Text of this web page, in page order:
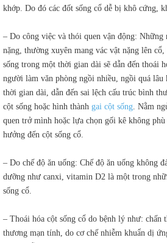
khớp. Do đó các đốt sống cổ dễ bị khô cứng,
– Do công việc và thói quen vận động: Những
nặng, thường xuyên mang vác vật nặng lên
sống trong một thời gian dài sẽ dẫn đến thoái
người làm văn phòng ngồi nhiều, ngồi quá
thời gian dài, dẫn đến sai lệch cấu trúc bình
cột sống hoặc hình thành gai cột sống. Nằm
quen trở mình hoặc lựa chọn gối kê không
hưởng đến cột sống cổ.
– Do chế độ ăn uống: Chế độ ăn uống không
dưỡng như canxi, vitamin D2 là một trong
sống cổ.
– Thoái hóa cột sống cổ do bệnh lý như: chấn
thương mạn tính, do cơ chế nhiễm khuẩn dị